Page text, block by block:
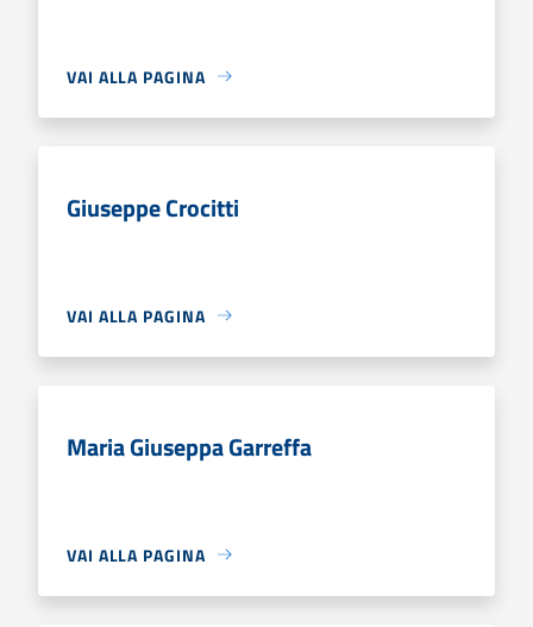
VAI ALLA PAGINA
Giuseppe Crocitti
VAI ALLA PAGINA
Maria Giuseppa Garreffa
VAI ALLA PAGINA